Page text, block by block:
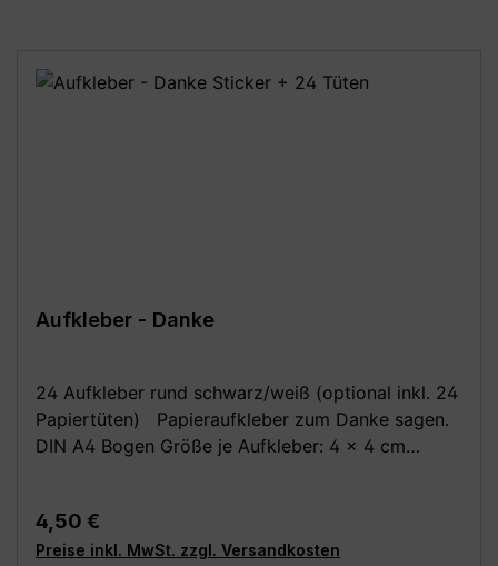
Aufkleber - Danke
24 Aufkleber rund schwarz/weiß (optional inkl. 24
Papiertüten) Papieraufkleber zum Danke sagen.
DIN A4 Bogen Größe je Aufkleber: 4 x 4 cm
0,5 kg) aus Natron, außen leicht beschichtet Deine
Vorteile: - Kauf direkt vom Hersteller (Made in
Regulärer Preis:
4,50 €
Preise inkl. MwSt. zzgl. Versandkosten